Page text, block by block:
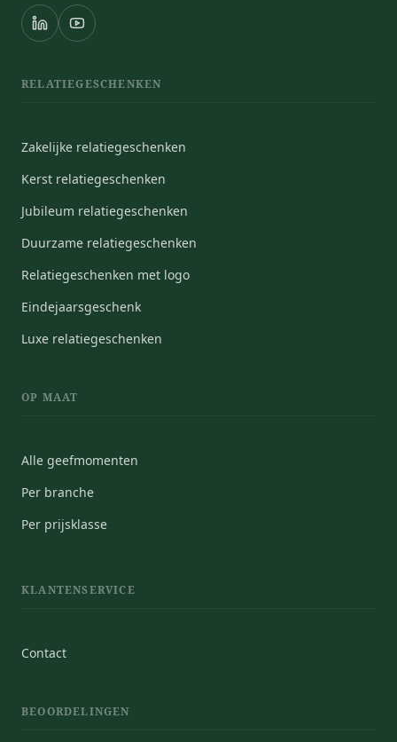
RELATIEGESCHENKEN
Zakelijke relatiegeschenken
Kerst relatiegeschenken
Jubileum relatiegeschenken
Duurzame relatiegeschenken
Relatiegeschenken met logo
Eindejaarsgeschenk
Luxe relatiegeschenken
OP MAAT
Alle geefmomenten
Per branche
Per prijsklasse
KLANTENSERVICE
Contact
BEOORDELINGEN